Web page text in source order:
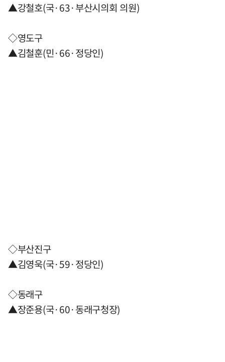
▲강철호(국·63·부산시의회 의원)
◇영도구
▲김철훈(민·66·정당인)
◇부산진구
▲김영욱(국·59·정당인)
◇동래구
▲장준용(국·60·동래구청장)